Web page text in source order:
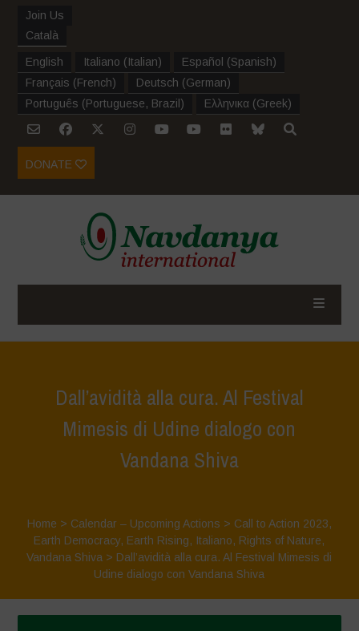
Join Us
Català
English Italiano (Italian) Español (Spanish)
Français (French) Deutsch (German)
Português (Portuguese, Brazil ) Ελληνικα (Greek)
DONATE
Dall’avidità alla cura. Al Festival
Mimesis di Udine dialogo con
Vandana Shiva
Home > Calendar – Upcoming Actions > Call to Action 2023,
Earth Democracy, Earth Rising, Italiano, Rights of Nature,
Vandana Shiva > Dall’avidità alla cura. Al Festival Mimesis di
Udine dialogo con Vandana Shiva